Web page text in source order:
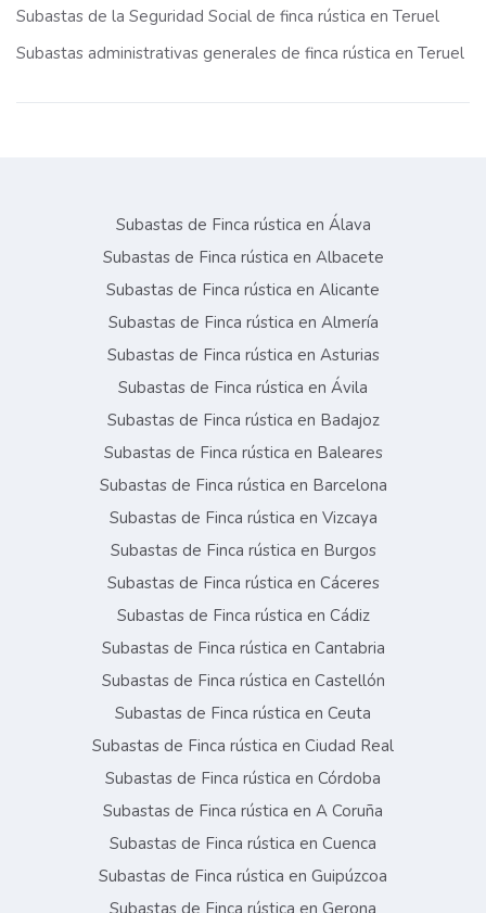
Subastas de la Seguridad Social de finca rústica en Teruel
Subastas administrativas generales de finca rústica en Teruel
Subastas de Finca rústica en Álava
Subastas de Finca rústica en Albacete
Subastas de Finca rústica en Alicante
Subastas de Finca rústica en Almería
Subastas de Finca rústica en Asturias
Subastas de Finca rústica en Ávila
Subastas de Finca rústica en Badajoz
Subastas de Finca rústica en Baleares
Subastas de Finca rústica en Barcelona
Subastas de Finca rústica en Vizcaya
Subastas de Finca rústica en Burgos
Subastas de Finca rústica en Cáceres
Subastas de Finca rústica en Cádiz
Subastas de Finca rústica en Cantabria
Subastas de Finca rústica en Castellón
Subastas de Finca rústica en Ceuta
Subastas de Finca rústica en Ciudad Real
Subastas de Finca rústica en Córdoba
Subastas de Finca rústica en A Coruña
Subastas de Finca rústica en Cuenca
Subastas de Finca rústica en Guipúzcoa
Subastas de Finca rústica en Gerona